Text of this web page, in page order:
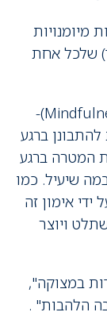
מיומנויות
שלכל אחת
במודולה הראשונה לומדים קשיבות (Mindfulness)-
ברגע
המטרה ברגע
שיעיל. כמו
אימון זה
ויוצר
במצוקה",
הלהבות" .